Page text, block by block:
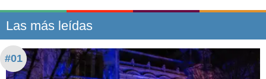
Las más leídas
#01